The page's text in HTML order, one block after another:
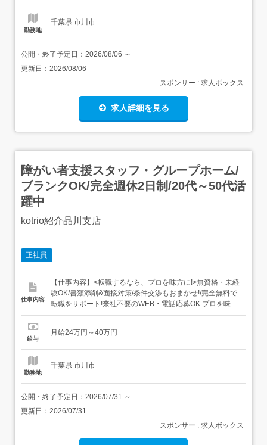
勤務地
千葉県 市川市
公開・終了予定日： 2026/08/06 ～
更新日： 2026/08/06
スポンサー : 求人ボックス
求人詳細を見る
障がい者支援スタッフ・グループホーム/
ブランクOK/完全週休2日制/20代～50代活
躍中
kotrio紹介品川支店
正社員
仕事内容
【仕事内容】<転職するなら、プロを味方に!>無資格・未経
験OK/書類添削&面接対策/条件交渉もおまかせ!/完全無料で
転職をサポート!来社不要のWEB・電話応募OK プロを味方
に転職活動! 専任コーディネーターがフォロー! 介護業界に
企業との条件交渉も任せられる 登録から転職後まで完全無
給与
月給24万円～40万円
勤務地
千葉県 市川市
公開・終了予定日： 2026/07/31 ～
更新日： 2026/07/31
スポンサー : 求人ボックス